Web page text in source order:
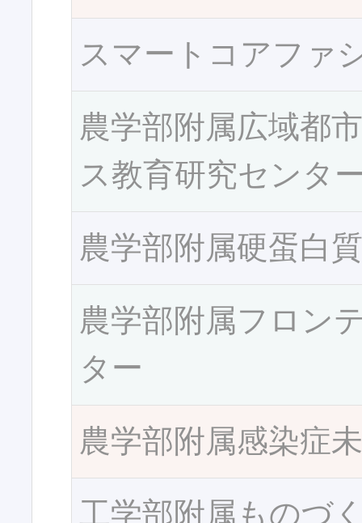
スマートコアファ
農学部附属広域都
ス教育研究センタ
農学部附属硬蛋白
農学部附属フロン
ター
農学部附属感染症
工学部附属ものづ